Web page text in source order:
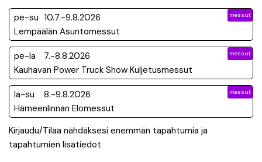
pe-su 10.7.-9.8.2026
Lempäälän Asuntomessut
messut
pe-la
7.-8.8.2026
Kauhavan Power Truck Show Kuljetusmessut
messut
la-su
8.-9.8.2026
Hämeenlinnan Elomessut
messut
Kirjaudu/Tilaa nähdäksesi enemmän tapahtumia ja
tapahtumien lisätiedot